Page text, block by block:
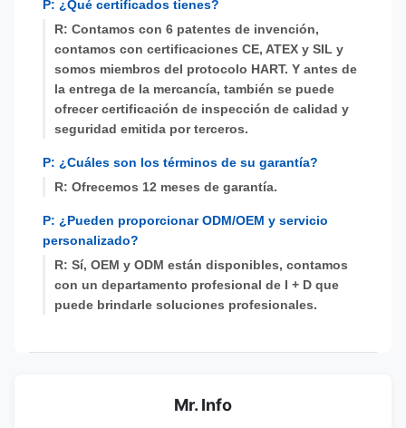
P: ¿Qué certificados tienes?
R: Contamos con 6 patentes de invención,
contamos con certificaciones CE, ATEX y SIL y
somos miembros del protocolo HART. Y antes de
la entrega de la mercancía, también se puede
ofrecer certificación de inspección de calidad y
seguridad emitida por terceros.
P: ¿Cuáles son los términos de su garantía?
R: Ofrecemos 12 meses de garantía.
P: ¿Pueden proporcionar ODM/OEM y servicio
personalizado?
R: Sí, OEM y ODM están disponibles, contamos
con un departamento profesional de I + D que
puede brindarle soluciones profesionales.
Mr. Info